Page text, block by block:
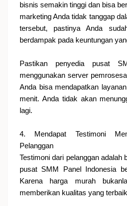
bisnis semakin tinggi dan bisa
marketing Anda tidak tanggap
tersebut, pastinya Anda
berdampak pada keuntungan
Pastikan penyedia pusat
menggunakan server
Anda bisa mendapatkan
menit. Anda tidak akan
lagi.
4. Mendapat Testimoni
Pelanggan
Testimoni dari pelanggan adalah
pusat SMM Panel Indonesia
Karena harga murah
memberikan kualitas yang